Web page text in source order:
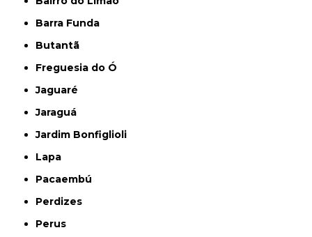
Barra Funda
Butantã
Freguesia do Ó
Jaguaré
Jaraguá
Jardim Bonfiglioli
Lapa
Pacaembú
Perdizes
Perus